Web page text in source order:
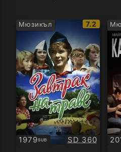
Мюзикъл
IMDb
рейтинг:
7.2
1979SUB
Субтитри Качество:
SD 360
БГ